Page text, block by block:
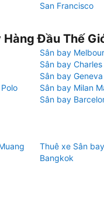
San Francisco
Hàng Đầu Thế
Sân bay
Sân bay
Sân bay Geneva
Sân bay Milan
Sân bay
Thuê xe Sân
Bangkok